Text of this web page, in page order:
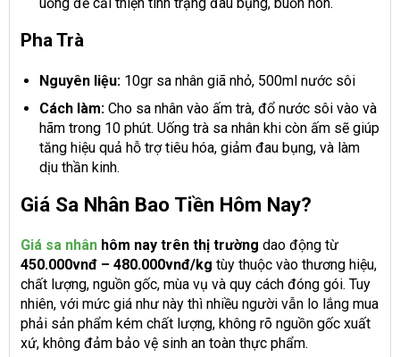
Pha Trà
Nguyên liệu:10gr sa nhân giã nhỏ, 500ml nước sôi
Cách làm:Cho sa nhân vào ấm trà, đổ nước sôi vào và
hãm trong 10 phút. Uống trà sa nhân khi còn ấm sẽ giúp
tăng hiệu quả hỗ trợ tiêu hóa, giảm đau bụng, và làm
dịu thần kinh.
Giá Sa Nhân Bao Tiền Hôm Nay?
Giá sa nhân hôm nay trên thị trường dao động từ
450.000vnđ – 480.000vnđ/kg tùy thuộc vào thương hiệu,
chất lượng, nguồn gốc, mùa vụ và quy cách đóng gói. Tuy
nhiên, với mức giá như này thì nhiều người vẫn lo lắng mua
phải sản phẩm kém chất lượng, không rõ nguồn gốc xuất
xứ, không đảm bảo vệ sinh an toàn thực phẩm.